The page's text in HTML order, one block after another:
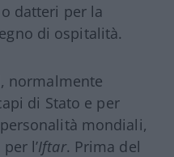
datteri per la
di ospitalità.
normalmente
di Stato e per
mondiali,
l’Iftar. Prima del